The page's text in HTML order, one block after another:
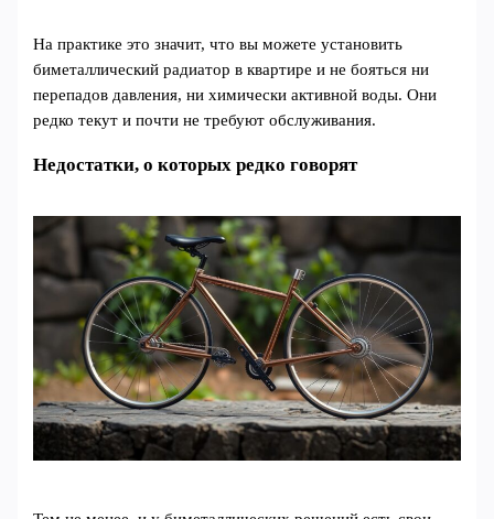
На практике это значит, что вы можете установить
биметаллический радиатор в квартире и не бояться ни
перепадов давления, ни химически активной воды. Они
редко текут и почти не требуют обслуживания.
Недостатки, о которых редко говорят